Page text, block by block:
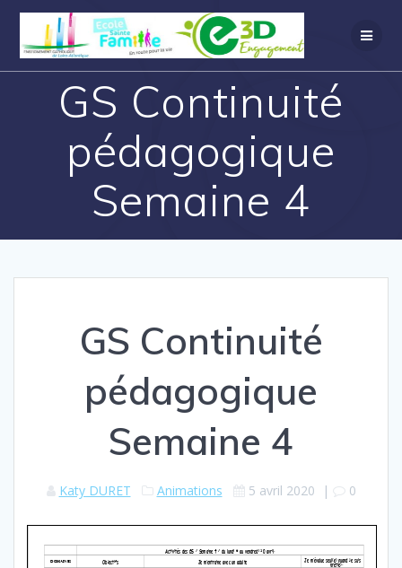
GS Continuité
pédagogique
Semaine 4
GS Continuité
pédagogique
Semaine 4
Katy DURET Animations 5 avril 2020 | 0